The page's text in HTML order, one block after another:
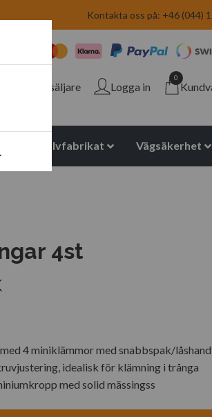
Kontakta oss på: +46 (044)
Återförsäljare Logga in
0
halvfabrikat Vägsäkerhet
4st
4 miniklämmor med snabbspak/
idealisk för klämning i trånga
med solid mässingss